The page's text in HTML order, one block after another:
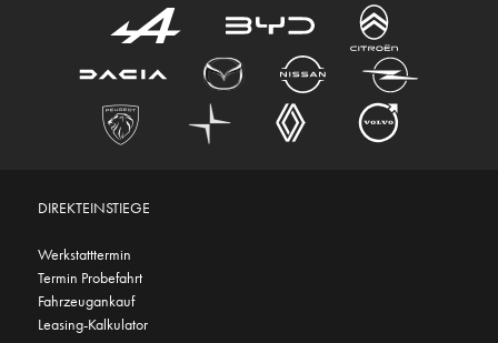
DIREKTEINSTIEGE
Werkstatttermin
Termin Probefahrt
Fahrzeugankauf
Leasing-Kalkulator